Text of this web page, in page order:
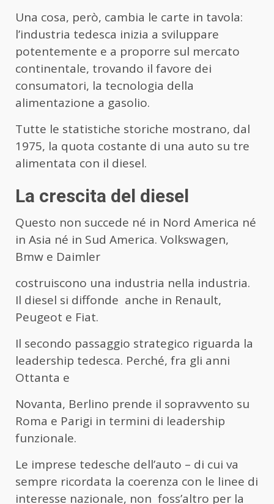
Una cosa, però, cambia le carte in tavola:
l’industria tedesca inizia a sviluppare
potentemente e a proporre sul mercato
continentale, trovando il favore dei
consumatori, la tecnologia della
alimentazione a gasolio.
Tutte le statistiche storiche mostrano, dal
1975, la quota costante di una auto su tre
alimentata con il diesel.
La crescita del diesel
Questo non succede né in Nord America né
in Asia né in Sud America. Volkswagen,
Bmw e Daimler
costruiscono una industria nella industria.
Il diesel si diffonde anche in Renault,
Peugeot e Fiat.
Il secondo passaggio strategico riguarda la
leadership tedesca. Perché, fra gli anni
Ottanta e
Novanta, Berlino prende il sopravvento su
Roma e Parigi in termini di leadership
funzionale.
Le imprese tedesche dell’auto – di cui va
sempre ricordata la coerenza con le linee di
interesse nazionale, non foss’altro per la